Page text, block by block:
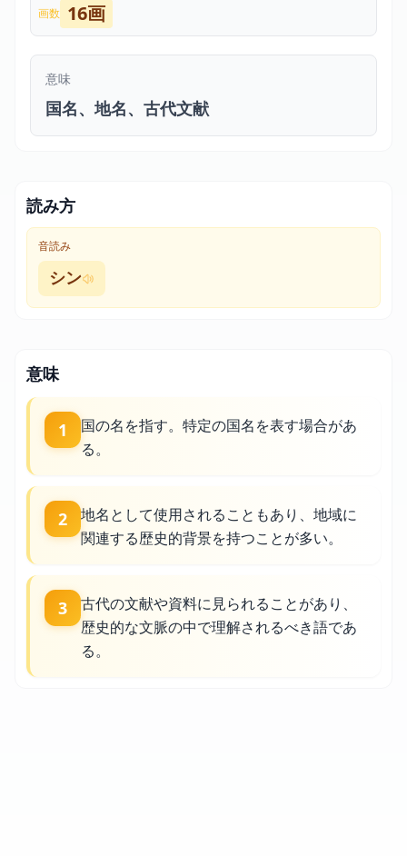
画数 16画
意味
国名、地名、古代文献
読み方
音読み
シン
意味
1
国の名を指す。特定の国名を表す場合があ
る。
2
地名として使用されることもあり、地域に
関連する歴史的背景を持つことが多い。
3
古代の文献や資料に見られることがあり、
歴史的な文脈の中で理解されるべき語であ
る。